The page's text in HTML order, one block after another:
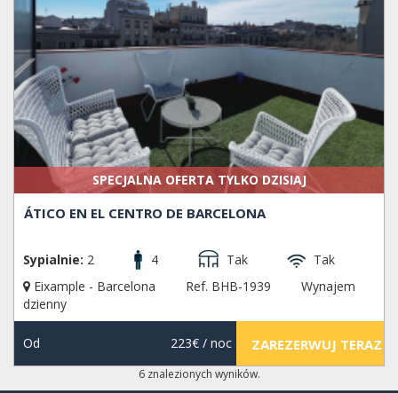
SPECJALNA OFERTA TYLKO DZISIAJ
ÁTICO EN EL CENTRO DE BARCELONA
Sypialnie: 2 4 Tak
Tak
Eixample - Barcelona
Ref. BHB-1939
Wynajem
dzienny
Od 223€/ noc ZAREZERWUJ TERAZ
6 znalezionych wyników.